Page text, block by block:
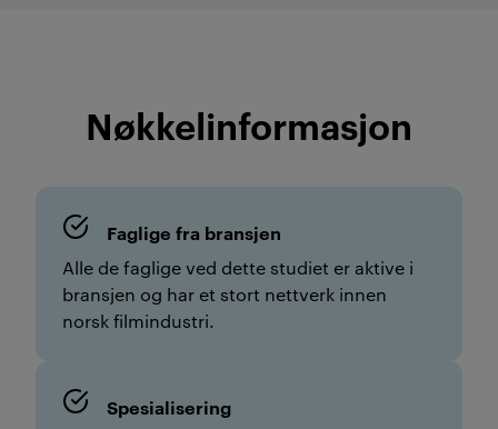
Nøkkelinformasjon
Faglige fra bransjen
Alle de faglige ved dette studiet er aktive i
bransjen og har et stort nettverk innen
norsk filmindustri.
Spesialisering